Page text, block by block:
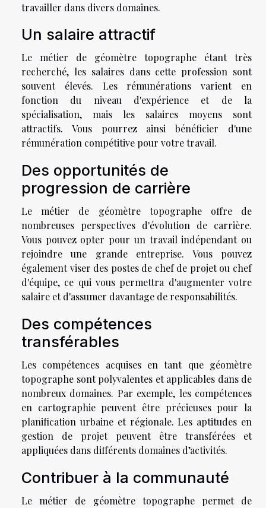
travailler dans divers domaines.
Un salaire attractif
Le métier de géomètre topographe étant très
recherché, les salaires dans cette profession sont
souvent élevés. Les rémunérations varient en
fonction du niveau d'expérience et de la
spécialisation, mais les salaires moyens sont
attractifs. Vous pourrez ainsi bénéficier d'une
rémunération compétitive pour votre travail.
Des opportunités de
progression de carrière
Le métier de géomètre topographe offre de
nombreuses perspectives d'évolution de carrière.
Vous pouvez opter pour un travail indépendant ou
rejoindre une grande entreprise. Vous pouvez
également viser des postes de chef de projet ou chef
d'équipe, ce qui vous permettra d'augmenter votre
salaire et d'assumer davantage de responsabilités.
Des compétences
transférables
Les compétences acquises en tant que géomètre
topographe sont polyvalentes et applicables dans de
nombreux domaines. Par exemple, les compétences
en cartographie peuvent être précieuses pour la
planification urbaine et régionale. Les aptitudes en
gestion de projet peuvent être transférées et
appliquées dans différents domaines d’activités.
Contribuer à la communauté
Le métier de géomètre topographe permet de